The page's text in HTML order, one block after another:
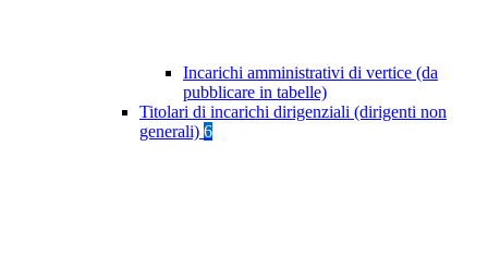
Incarichi amministrativi di vertice (da
pubblicare in tabelle)
Titolari di incarichi dirigenziali (dirigenti non
generali) 6